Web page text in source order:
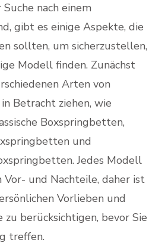
nach einem
gibt es einige Aspekte, die
sollten, um sicherzustellen,
Modell finden. Zunächst
Arten von
Betracht ziehen, wie
Boxspringbetten,
und
Jedes Modell
Vor- und Nachteile, daher ist
Vorlieben und
zu berücksichtigen, bevor Sie
treffen.